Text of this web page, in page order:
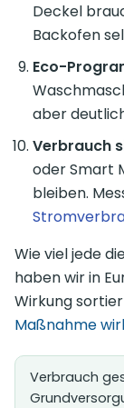
Deckel
Backofen
Eco-
aber
Verbrauch
oder Smart
bleiben.
Wie viel jede
haben wir in
Wirkung
Maßnahme
Verbrauch